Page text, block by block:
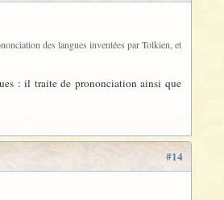
des langues inventées par Tolkien, et
: il traite de prononciation ainsi que
#14